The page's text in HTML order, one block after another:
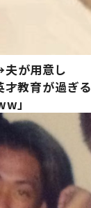
夫が用意し
才教育が過ぎる
」